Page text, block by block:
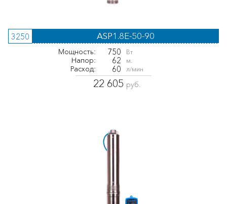
3250 ASP1.8E-50-90
Мощность: 750 Вт
Напор: 62 м.
Расход: 60 л/мин
22 605 руб.